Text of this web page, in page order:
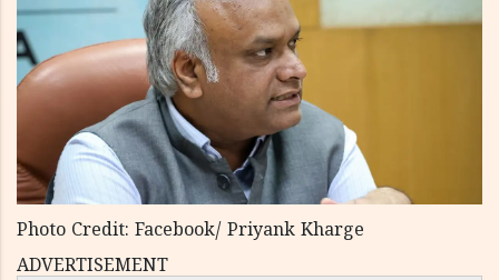
Photo Credit: Facebook/ Priyank Kharge
ADVERTISEMENT